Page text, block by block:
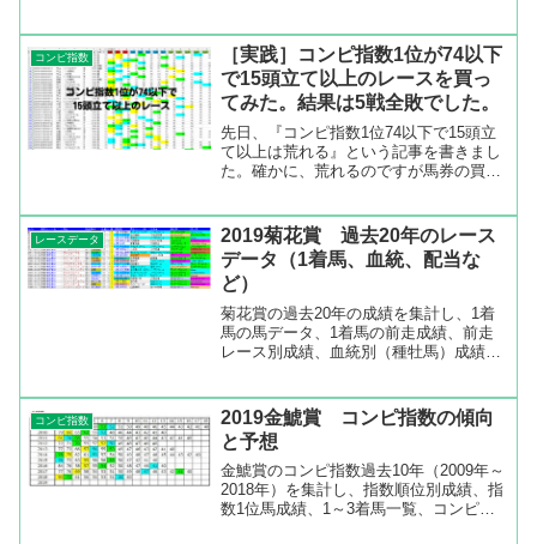
すが、僕はそれらを使わずに独自にやっ
ています(^^ゞ...
コンピ指数
［実践］コンピ指数1位が74以下
で15頭立て以上のレースを買っ
てみた。結果は5戦全敗でした。
先日、『コンピ指数1位74以下で15頭立
て以上は荒れる』という記事を書きまし
た。確かに、荒れるのですが馬券の買い
余裕はないので出来るだけ点数を絞って
買いたいと思っていま...
レースデータ
2019菊花賞 過去20年のレース
データ（1着馬、血統、配当な
ど）
菊花賞の過去20年の成績を集計し、1着
馬の馬データ、1着馬の前走成績、前走
レース別成績、血統別（種牡馬）成績、
花賞の登録馬を見ると、皐月賞馬のサー
トゥルナーリアとダー...
コンピ指数
2019金鯱賞 コンピ指数の傾向
と予想
金鯱賞のコンピ指数過去10年（2009年～
2018年）を集計し、指数順位別成績、指
数1位馬成績、1～3着馬一覧、コンピ指